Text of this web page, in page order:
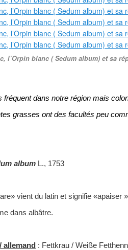
l’Orpin blanc ( Sedum album) et sa
fréquent dans notre région mais
grasses ont des facultés peu
album L., 1753
vient du latin et signifie «apaiser
dans albâtre.
allemand : Fettkrau / Weiße